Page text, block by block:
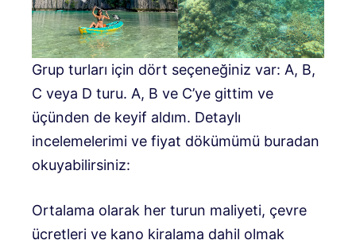
Grup turları için dört seçeneğiniz var: A, B,
C veya D turu. A, B ve C’ye gittim ve
üçünden de keyif aldım. Detaylı
incelemelerimi ve fiyat dökümümü buradan
okuyabilirsiniz:
Ortalama olarak her turun maliyeti, çevre
ücretleri ve kano kiralama dahil olmak